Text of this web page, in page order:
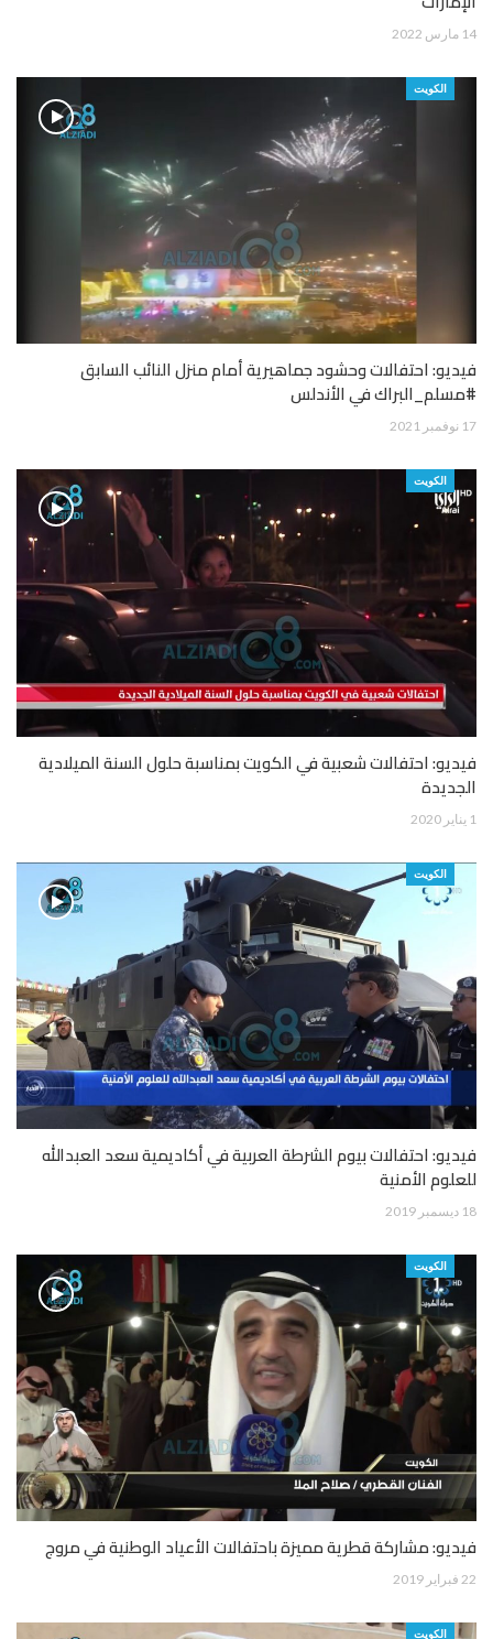
14 مارس 2022
الكويت
فيديو: احتفالات وحشود جماهيرية أمام منزل النائب السابق
#مسلم_البراك في الأندلس
17 نوفمبر 2021
الكويت
فيديو: احتفالات شعبية في الكويت بمناسبة حلول السنة الميلادية
الجديدة
1 يناير 2020
الكويت
فيديو: احتفالات بيوم الشرطة العربية في أكاديمية سعد العبدالله
للعلوم الأمنية
18 ديسمبر 2019
الكويت
فيديو: مشاركة قطرية مميزة باحتفالات الأعياد الوطنية في مروج
22 فبراير 2019
الكويت